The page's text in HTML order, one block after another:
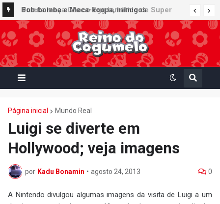
Furuta lança Choco Egg temático de Super
Mario Party Jamboree — Nintendo Switch 2
Edition + Jamboree TV com 15 miniaturas
colecionáveis
Página inicial Mundo Real
Luigi se diverte em
Hollywood; veja imagens
por Kadu Bonamin • agosto 24, 2013 0
A Nintendo divulgou algumas imagens da visita de Luigi a um